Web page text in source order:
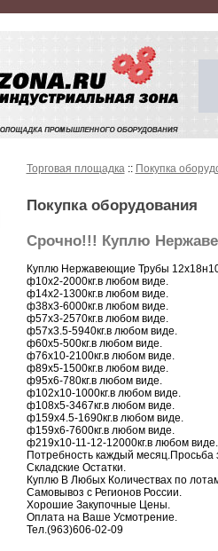
Торговая площадка:: Покупка
Покупка оборудования
Срочно!!! Куплю
Куплю Нержавеющие Трубы
ф10х2-2000кг.в любом виде.
ф14х2-1300кг.в любом виде.
ф38х3-6000кг.в любом виде.
ф57х3-2570кг.в любом виде.
ф57х3.5-5940кг.в любом виде.
ф60х5-500кг.в любом виде.
ф76х10-2100кг.в любом виде.
ф89х5-1500кг.в любом виде.
ф95х6-780кг.в любом виде.
ф102х10-1000кг.в любом виде.
ф108х5-3467кг.в любом виде.
ф159х4.5-1690кг.в любом виде.
ф159х6-7600кг.в любом виде.
ф219х10-11-12-12000кг.в любом виде.
Потребность каждый месяц.Просьба
Складские Остатки.
Куплю В Любых Количествах по
Самовывоз с Регионов России.
Хорошие Закупочные Цены.
Оплата на Ваше Усмотрение.
Тел.(963)606-02-09